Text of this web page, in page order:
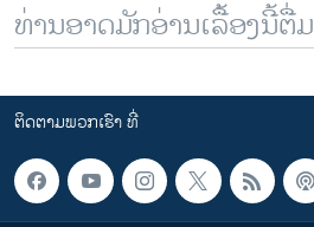
ທ່ານອາດມັກອ່ານເລື້ອງນີ້ຕື່ມ
ຕິດຕາມພວກເຮົາ ທີ່